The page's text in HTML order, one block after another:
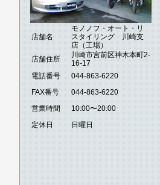
店舗名
モノノフ・オート・リ
スタイリング 川崎支
店（工場）
店舗住所
川崎市宮前区神木本町2-
16-17
電話番号
044-863-6220
FAX番号
044-863-6220
営業時間
10:00〜20:00
定休日
日曜日